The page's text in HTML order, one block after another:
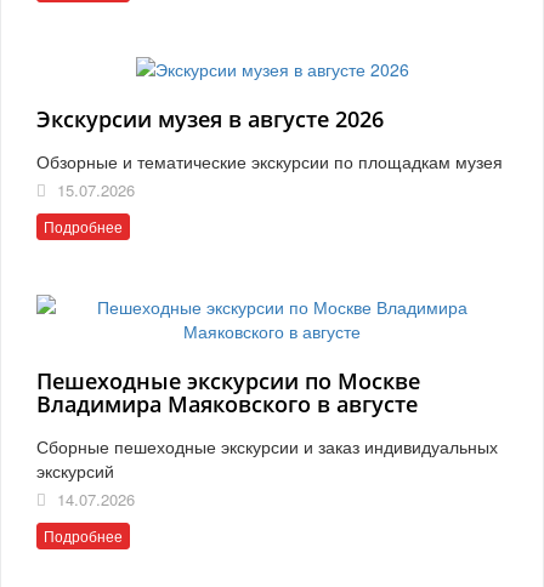
Экскурсии музея в августе 2026
Обзорные и тематические экскурсии по площадкам музея
15.07.2026
Подробнее
Пешеходные экскурсии по Москве
Владимира Маяковского в августе
Сборные пешеходные экскурсии и заказ индивидуальных
экскурсий
14.07.2026
Подробнее